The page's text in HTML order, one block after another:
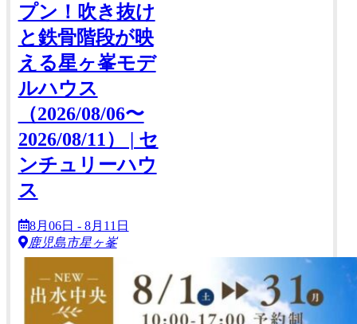
プン！吹き抜け
と鉄骨階段が映
える星ヶ峯モデ
ルハウス
（2026/08/06〜
2026/08/11） | セ
ンチュリーハウ
ス
8月06日 - 8月11日
鹿児島市星ヶ峯